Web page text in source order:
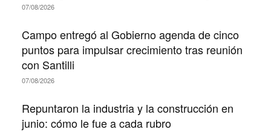
07/08/2026
Campo entregó al Gobierno agenda de cinco
puntos para impulsar crecimiento tras reunión
con Santilli
07/08/2026
Repuntaron la industria y la construcción en
junio: cómo le fue a cada rubro